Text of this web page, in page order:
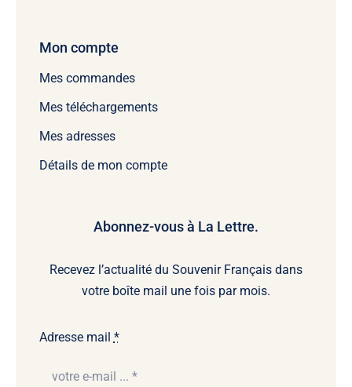
Mon compte
Mes commandes
Mes téléchargements
Mes adresses
Détails de mon compte
Abonnez-vous à La Lettre.
Recevez l’actualité du Souvenir Français dans
votre boîte mail une fois par mois.
Adresse mail *